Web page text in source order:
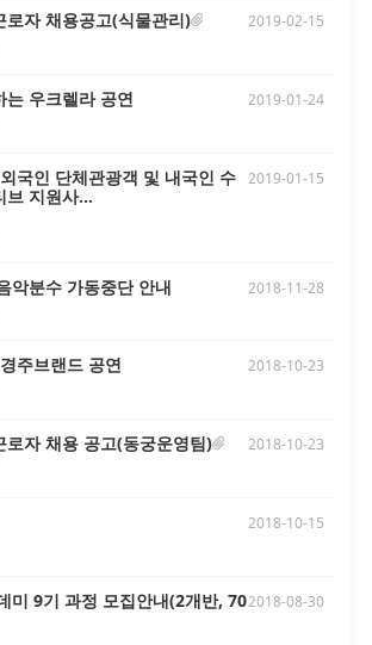
3일(월)은 정상 운영 예정입
일시 : 2026년 8월 2일(일)
: 라원 운영 조례 제6조에
) 정상운영 ○ 문 의 : 054-
동궁원은 8월 2일(일) 운
로자 채용공고(식물관리)
2019-02-15
는 우크렐라 공연
2019-01-24
국인 단체관광객 및 내국인 수
브 지원사...
2019-01-15
악분수 가동중단 안내
2018-11-28
주브랜드 공연
2018-10-23
로자 채용 공고(동궁운영팀)
2018-10-23
2018-10-15
미 9기 과정 모집안내(2개반, 702018-08-30